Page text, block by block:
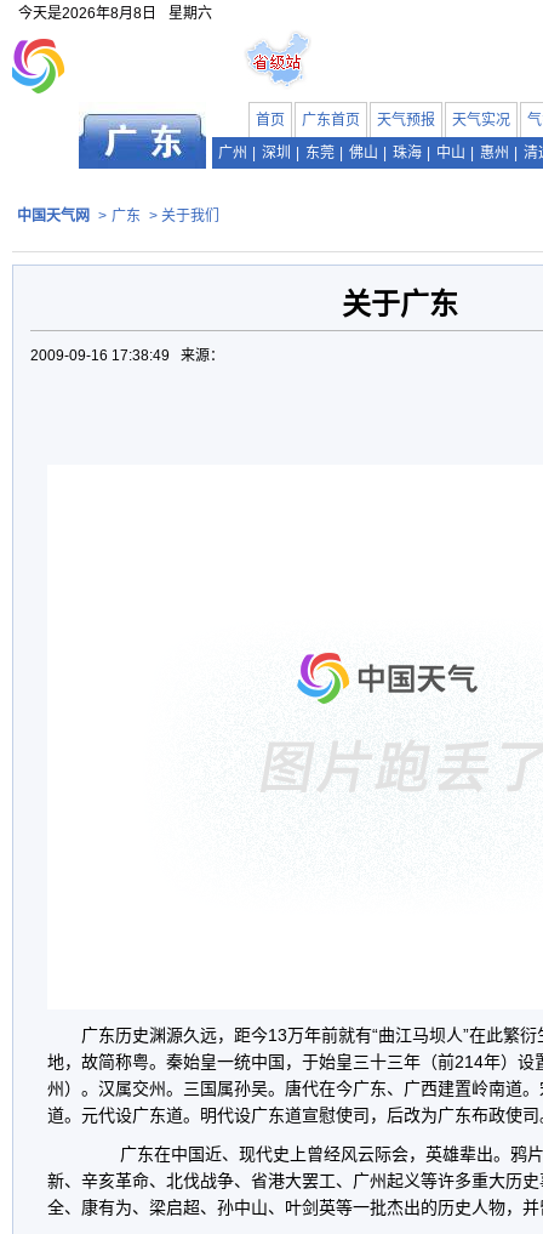
今天是2026年8月8日 星期六
首页 广东首页 天气预报 天气实况
广州
深圳 东莞 佛山 珠海 中山 惠州 清
中国天气网 > 广东 > 关于我们
关于广东
2009-09-16 17:38:49 来源：
广东历史渊源久远，距今13万年前就有“曲江马坝人”在此繁衍
地，故简称粤。秦始皇一统中国，于始皇三十三年（前214年）设
州）。汉属交州。三国属孙吴。唐代在今广东、广西建置岭南道
道。元代设广东道。明代设广东道宣慰使司，后改为广东布政使
广东在中国近、现代史上曾经风云际会，英雄辈出。鸦
新、辛亥革命、北伐战争、省港大罢工、广州起义等许多重大历
全、康有为、梁启超、孙中山、叶剑英等一批杰出的历史人物，